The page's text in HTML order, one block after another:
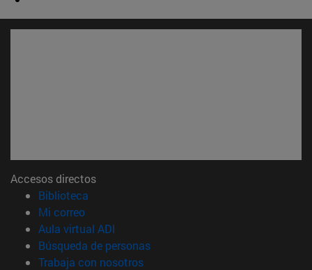
Accesos directos
Biblioteca
Mi correo(abre en nueva ventana)
Aula virtual ADI
Búsqueda de personas(abre en nueva ventana)
Trabaja con nosotros(abre en nueva ventana)